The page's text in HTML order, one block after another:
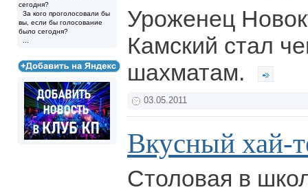
сегодня?
За кого проголосовали бы
вы, если бы голосование
было сегодня?
Уроженец
Камский стал
шахматам.
03.05.2011
Вкусный хай-
Столовая в